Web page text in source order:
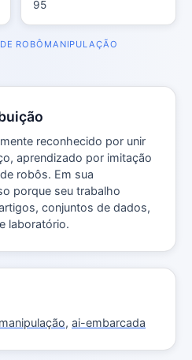
95
ROBÔ MANIPULAÇÃO
reconhecido por unir
aprendizado por imitação
robôs. Em sua
porque seu trabalho
conjuntos de dados,
laboratório.
manipulação, ai-embarcada